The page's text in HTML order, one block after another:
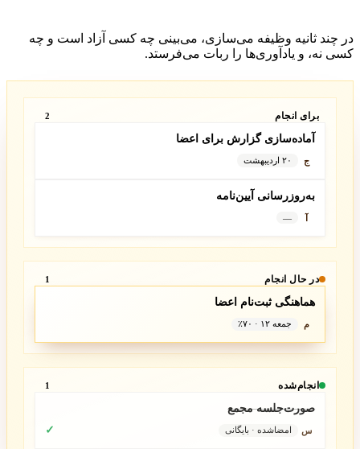
در چند ثانیه وظیفه می‌سازی، می‌بینی چه کسی آزاد است و چه
کسی نه، و یادآوری‌ها را ربات می‌فرستد.
برای انجام
آماده‌سازی گزارش برای اعضا
۲۰ اردیبهشت
به‌روزرسانی آیین‌نامه
—
در حال انجام
هماهنگی ثبت‌نام اعضا
جمعه ۱۲ · ۷۰٪
انجام‌شده
صورت‌جلسه مجمع
س امضاشده · بایگانی ✓